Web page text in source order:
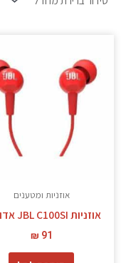
אוזניות ומטענים
אוזניות JBL C100SI אדומות
₪ 91